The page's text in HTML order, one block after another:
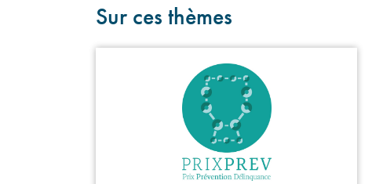
Sur ces thèmes